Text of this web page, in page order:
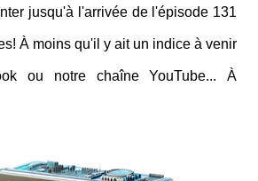
jusqu'à l'arrivée de l'épisode 131
À moins qu'il y ait un indice à venir
ou notre chaîne YouTube... À